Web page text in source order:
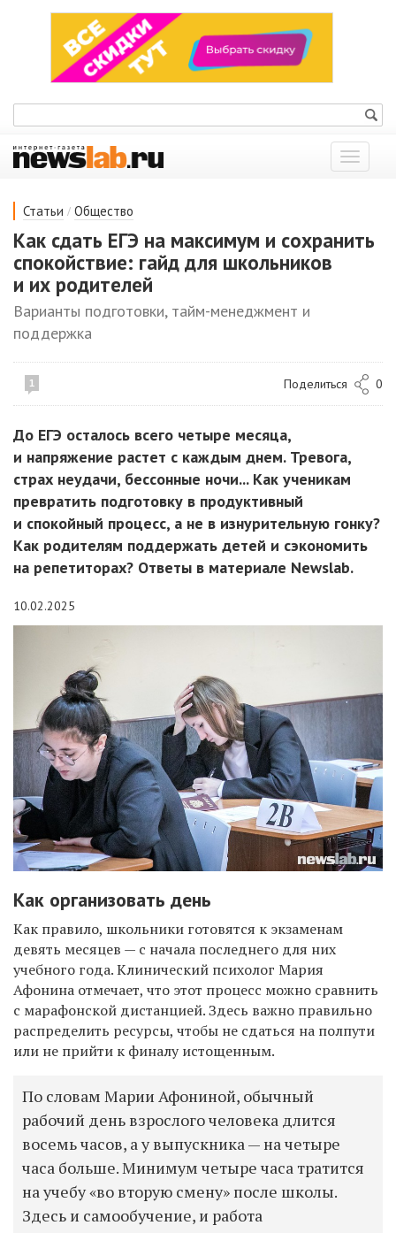
Показать
меню
Статьи / Общество
Как сдать ЕГЭ на максимум и сохранить
спокойствие: гайд для школьников
и их родителей
Варианты подготовки, тайм-менеджмент и
поддержка
1 Поделиться 0
До ЕГЭ осталось всего четыре месяца,
и напряжение растет с каждым днем. Тревога,
страх неудачи, бессонные ночи... Как ученикам
превратить подготовку в продуктивный
и спокойный процесс, а не в изнурительную гонку?
Как родителям поддержать детей и сэкономить
на репетиторах? Ответы в материале Newslab.
10.02.2025
Как организовать день
Как правило, школьники готовятся к экзаменам
девять месяцев — с начала последнего для них
учебного года. Клинический психолог Мария
Афонина отмечает, что этот процесс можно сравнить
с марафонской дистанцией. Здесь важно правильно
распределить ресурсы, чтобы не сдаться на полпути
или не прийти к финалу истощенным.
По словам Марии Афониной, обычный
рабочий день взрослого человека длится
восемь часов, а у выпускника — на четыре
часа больше. Минимум четыре часа тратится
на учебу «во вторую смену» после школы.
Здесь и самообучение, и работа